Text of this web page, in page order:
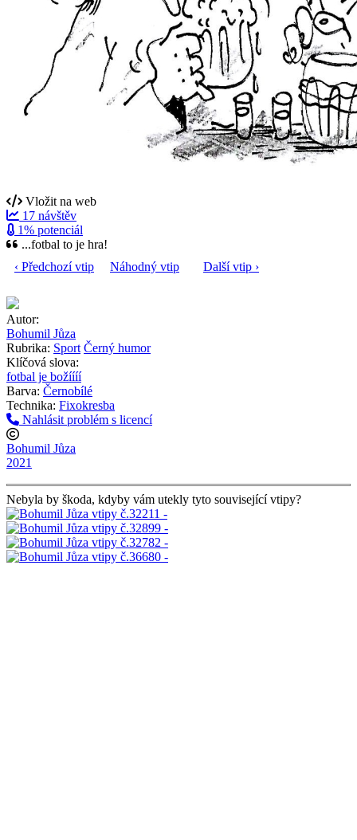
Vložit na web
17 návštěv
1% potenciál
...fotbal to je hra!
‹ Předchozí vtip
Náhodný vtip Další vtip ›
Autor:
Bohumil Jůza
Rubrika: Sport Černý humor
Klíčová slova:
fotbal je božíííí
Barva: Černobílé
Technika: Fixokresba
Nahlásit problém s licencí
Bohumil Jůza
2021
Nebyla by škoda, kdyby vám utekly tyto související vtipy?